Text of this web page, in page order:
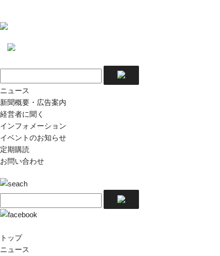
ニュース
新聞概要・広告案内
経営者に聞く
インフォメーション
イベントのお知らせ
定期購読
お問い合わせ
トップ
ニュース